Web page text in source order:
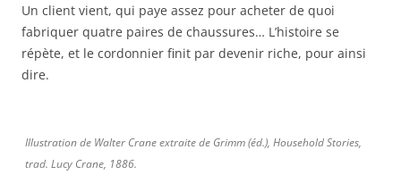
Un client vient, qui paye assez pour acheter de quoi
fabriquer quatre paires de chaussures… L’histoire se
répète, et le cordonnier finit par devenir riche, pour ainsi
dire.
Illustration de Walter Crane extraite de Grimm (éd.), Household Stories,
trad. Lucy Crane, 1886.